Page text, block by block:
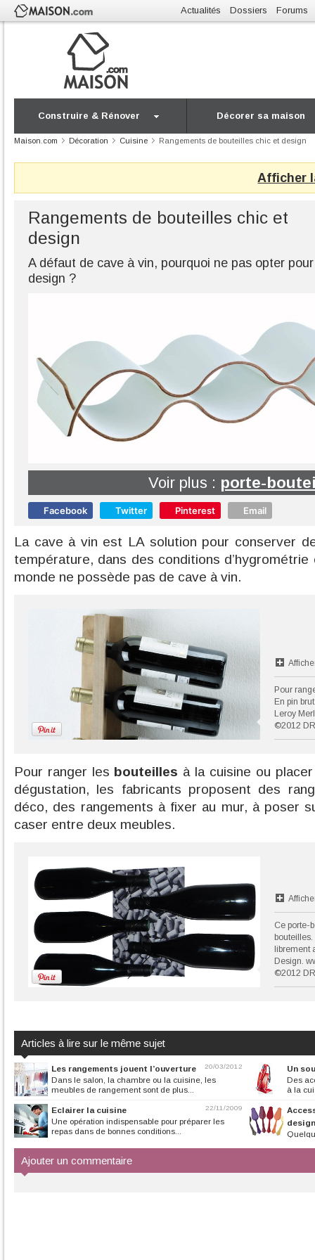
Actualités Dossiers Forums
Construire & Rénover Décorer sa maison
Maison.com Décoration Cuisine Rangements de bouteilles chic et design
Afficher
Rangements de bouteilles chic et
design
A défaut de cave à vin, pourquoi ne pas opter
design ?
Voir plus : porte-
Facebook Twitter Pinterest Email
La cave à vin est LA solution pour conserver
température, dans des conditions
monde ne possède pas de cave à vin.
Pour
En pin
Leroy
©2012 DR
Pour ranger les bouteilles à la cuisine ou
dégustation, les fabricants proposent des
déco, des rangements à fixer au mur, à poser
caser entre deux meubles.
Ce porte-
librement
Design.
©2012 DR
Articles à lire sur le même sujet
20/03/2012
Les rangements jouent l’ouverture
Dans le salon, la chambre ou la cuisine, les
meubles de rangement sont de plus...
Un
Des
à la
22/11/2009
Eclairer la cuisine
Une opération indispensable pour préparer les
repas dans de bonnes conditions...
design
Ajouter un commentaire